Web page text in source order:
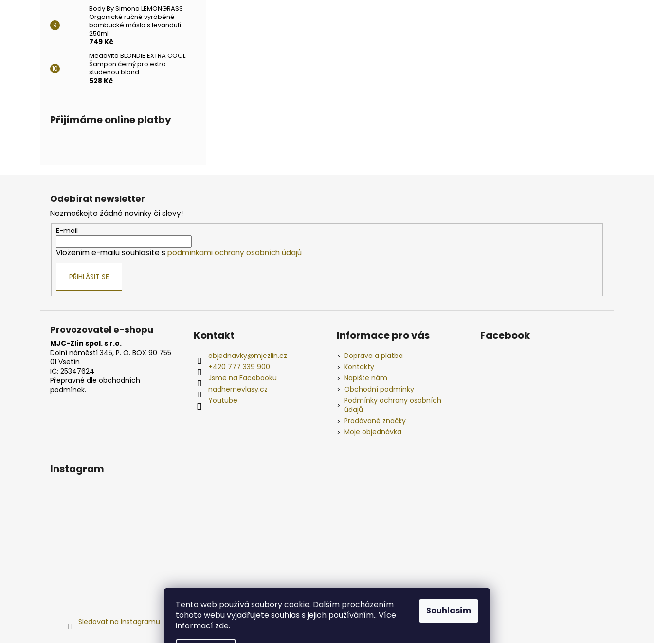
Tento web používá soubory cookie. Dalším procházením
tohoto webu vyjadřujete souhlas s jejich používáním.. Více
informací zde.
Souhlasím
Body By Simona LEMONGRASS
Organické ručně vyráběné
bambucké máslo s levandulí
250ml
749 Kč
Medavita BLONDIE EXTRA COOL
Šampon černý pro extra
studenou blond
528 Kč
Přijímáme online platby
Z
Odebírat newsletter
Nezmeškejte žádné novinky či slevy!
E-mail
Vložením e-mailu souhlasíte s podmínkami ochrany osobních údajů
PŘIHLÁSIT SE
Provozovatel e-shopu
MJC-Zlín spol. s r.o.
Dolní náměstí 345, P. O. BOX 90 755
01 Vsetín
IČ: 25347624
Přepravné dle obchodních
podmínek.
Kontakt
objednavky@mjczlin.cz
+420 777 339 900
Jsme na Facebooku
nadhernevlasy.cz
Youtube
Informace pro vás
Doprava a platba
Kontakty
Napište nám
Obchodní podmínky
Podmínky ochrany osobních
údajů
Prodávané značky
Moje objednávka
Facebook
Instagram
Sledovat na Instagramu